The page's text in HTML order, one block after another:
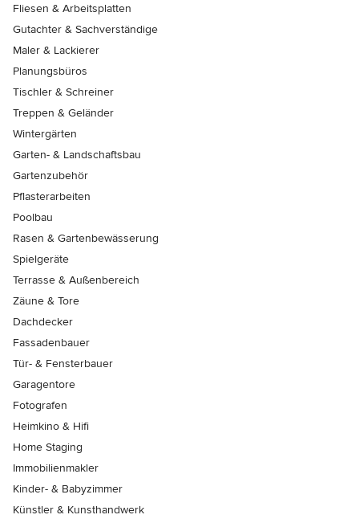
Fliesen & Arbeitsplatten
Gutachter & Sachverständige
Maler & Lackierer
Planungsbüros
Tischler & Schreiner
Treppen & Geländer
Wintergärten
Garten- & Landschaftsbau
Gartenzubehör
Pflasterarbeiten
Poolbau
Rasen & Gartenbewässerung
Spielgeräte
Terrasse & Außenbereich
Zäune & Tore
Dachdecker
Fassadenbauer
Tür- & Fensterbauer
Garagentore
Fotografen
Heimkino & Hifi
Home Staging
Immobilienmakler
Kinder- & Babyzimmer
Künstler & Kunsthandwerk